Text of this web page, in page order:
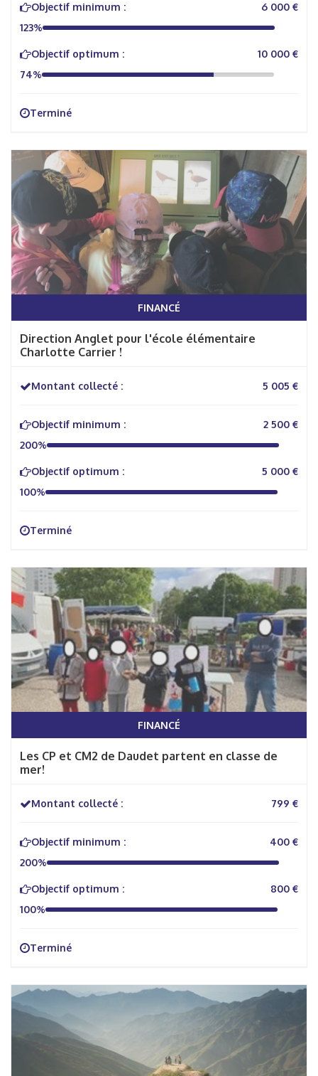
Objectif minimum :
6 000 €
123%
Objectif optimum :
10 000 €
74%
Terminé
FINANCÉ
Direction Anglet pour l'école élémentaire
Charlotte Carrier !
Montant collecté : 5 005 €
Objectif minimum :
2 500 €
200%
Objectif optimum :
5 000 €
100%
Terminé
FINANCÉ
Les CP et CM2 de Daudet partent en classe de
mer!
Montant collecté : 799 €
Objectif minimum :
400 €
200%
Objectif optimum :
800 €
100%
Terminé